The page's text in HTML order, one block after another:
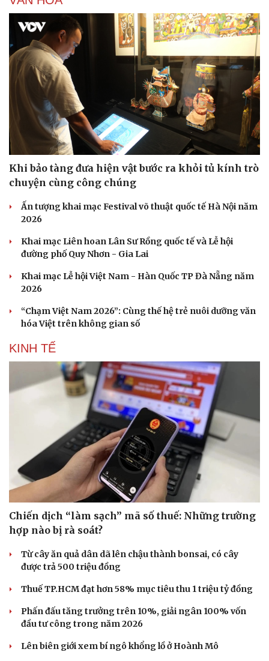
Doanh nghiệp
Thông tin doanh nghiệp
Doanh nghiệp 24h
Doanh nhân
Vì cộng đồng
Công nghệ
Sành điệu
Tin Công nghệ
Trải nghiệm
Chuyển đổi số
Khi bảo tàng đưa hiện vật bước ra khỏi tủ kính trò
chuyện cùng công chúng
Ấn tượng khai mạc Festival võ thuật quốc tế Hà Nội năm
2026
Khai mạc Liên hoan Lân Sư Rồng quốc tế và Lễ hội
đường phố Quy Nhơn - Gia Lai
Khai mạc Lễ hội Việt Nam - Hàn Quốc TP Đà Nẵng năm
2026
“Chạm Việt Nam 2026”: Cùng thế hệ trẻ nuôi dưỡng văn
hóa Việt trên không gian số
KINH TẾ
Chiến dịch “làm sạch” mã số thuế: Những trường
hợp nào bị rà soát?
Từ cây ăn quả dân dã lên chậu thành bonsai, có cây
được trả 500 triệu đồng
Thuế TP.HCM đạt hơn 58% mục tiêu thu 1 triệu tỷ đồng
Phấn đấu tăng trưởng trên 10%, giải ngân 100% vốn
đầu tư công trong năm 2026
Lên biên giới xem bí ngô khổng lồ ở Hoành Mô